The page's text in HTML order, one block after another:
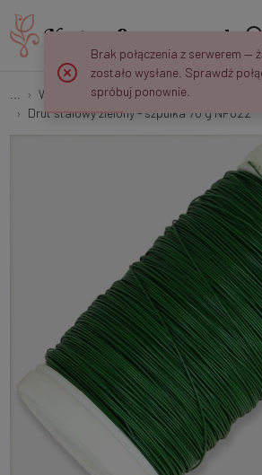
Wyrobowe i Montażowe
Drut stalowy zielony - szpulka 70 g NF022
Brak połączenia z serwerem —
zostało wysłane. Sprawdź
spróbuj ponownie.